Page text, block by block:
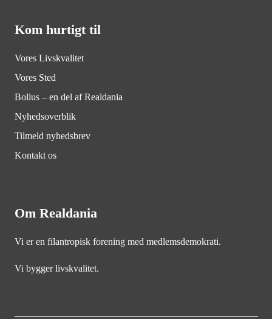
Kom hurtigt til
Vores Livskvalitet
Vores Sted
Bolius – en del af Realdania
Nyhedsoverblik
Tilmeld nyhedsbrev
Kontakt os
Om Realdania
Vi er en filantropisk forening med medlemsdemokrati.
Vi bygger livskvalitet.